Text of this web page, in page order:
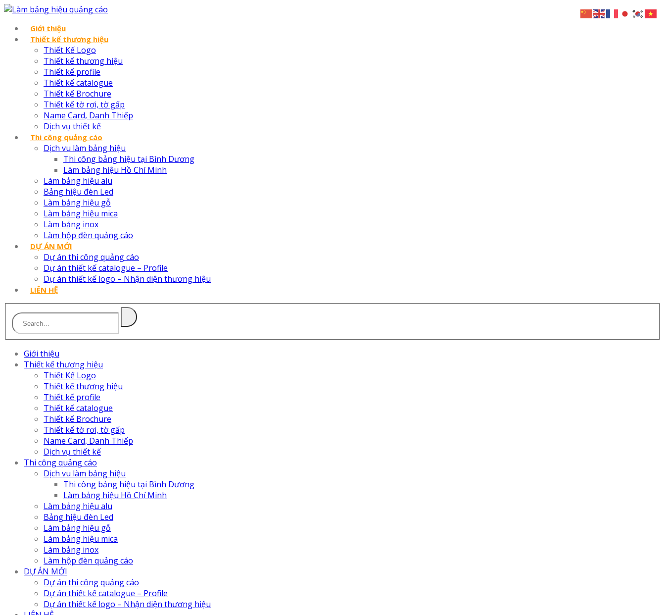
Giới thiệu
Thiết kế thương hiệu
Thiết Kế Logo
Thiết kế thương hiệu
Thiết kế profile
Thiết kế catalogue
Thiết kế Brochure
Thiết kế tờ rơi, tờ gấp
Name Card, Danh Thiếp
Dịch vụ thiết kế
Thi công quảng cáo
Dịch vu làm bảng hiệu
Thi công bảng hiệu tại Bình Dương
Làm bảng hiệu Hồ Chí Minh
Làm bảng hiệu alu
Bảng hiệu đèn Led
Làm bảng hiệu gỗ
Làm bảng hiệu mica
Làm bảng inox
Làm hộp đèn quảng cáo
DỰ ÁN MỚI
Dự án thi công quảng cáo
Dự án thiết kế catalogue – Profile
Dự án thiết kế logo – Nhận diện thương hiệu
LIÊN HỆ
Giới thiệu
Thiết kế thương hiệu
Thiết Kế Logo
Thiết kế thương hiệu
Thiết kế profile
Thiết kế catalogue
Thiết kế Brochure
Thiết kế tờ rơi, tờ gấp
Name Card, Danh Thiếp
Dịch vụ thiết kế
Thi công quảng cáo
Dịch vu làm bảng hiệu
Thi công bảng hiệu tại Bình Dương
Làm bảng hiệu Hồ Chí Minh
Làm bảng hiệu alu
Bảng hiệu đèn Led
Làm bảng hiệu gỗ
Làm bảng hiệu mica
Làm bảng inox
Làm hộp đèn quảng cáo
DỰ ÁN MỚI
Dự án thi công quảng cáo
Dự án thiết kế catalogue – Profile
Dự án thiết kế logo – Nhận diện thương hiệu